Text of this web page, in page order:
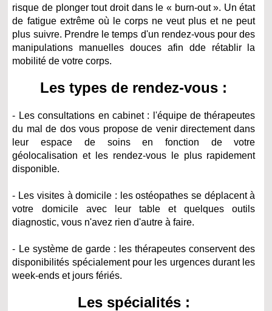
risque de plonger tout droit dans le « burn-out ». Un état
de fatigue extrême où le corps ne veut plus et ne peut
plus suivre. Prendre le temps d'un rendez-vous pour des
manipulations manuelles douces afin dde rétablir la
mobilité de votre corps.
Les types de rendez-vous :
- Les consultations en cabinet : l'équipe de thérapeutes
du mal de dos vous propose de venir directement dans
leur espace de soins en fonction de votre
géolocalisation et les rendez-vous le plus rapidement
disponible.
- Les visites à domicile : les ostéopathes se déplacent à
votre domicile avec leur table et quelques outils
diagnostic, vous n'avez rien d'autre à faire.
- Le système de garde : les thérapeutes conservent des
disponibilités spécialement pour les urgences durant les
week-ends et jours fériés.
Les spécialités :